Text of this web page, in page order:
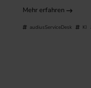
Mehr erfahren
audiusServiceDesk KI